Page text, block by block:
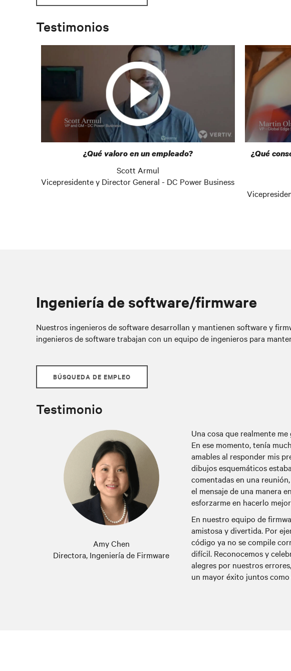
Testimonios
¿Qué valoro en un empleado?
Scott Armul
Vicepresidente y Director General - DC Power Business
¿Qué
Ingeniería de software/firmware
Nuestros ingenieros de software desarrollan y mantienen software y
ingenieros de software trabajan con un equipo de ingenieros para
BÚSQUEDA DE EMPLEO
Testimonio
Amy Chen
Directora, Ingeniería de Firmware
Una cosa que realmente
En ese momento, tenía
amables al responder mis
dibujos esquemáticos
comentadas en una
el mensaje de una manera
esforzarme en hacerlo
En nuestro equipo de
amistosa y divertida. Por
código ya no se compile
difícil. Reconocemos y
alegres por nuestros
un mayor éxito juntos